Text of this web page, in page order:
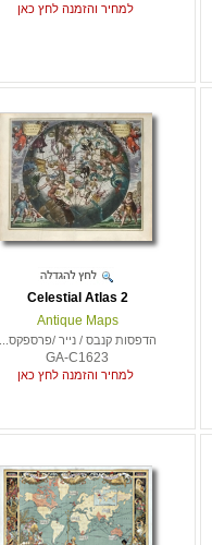
למחיר והזמנה לחץ כאן
Celestial Atlas 2
Antique Maps
הדפסות קנבס / נייר /פרספקס...
GA-C1623
למחיר והזמנה לחץ כאן